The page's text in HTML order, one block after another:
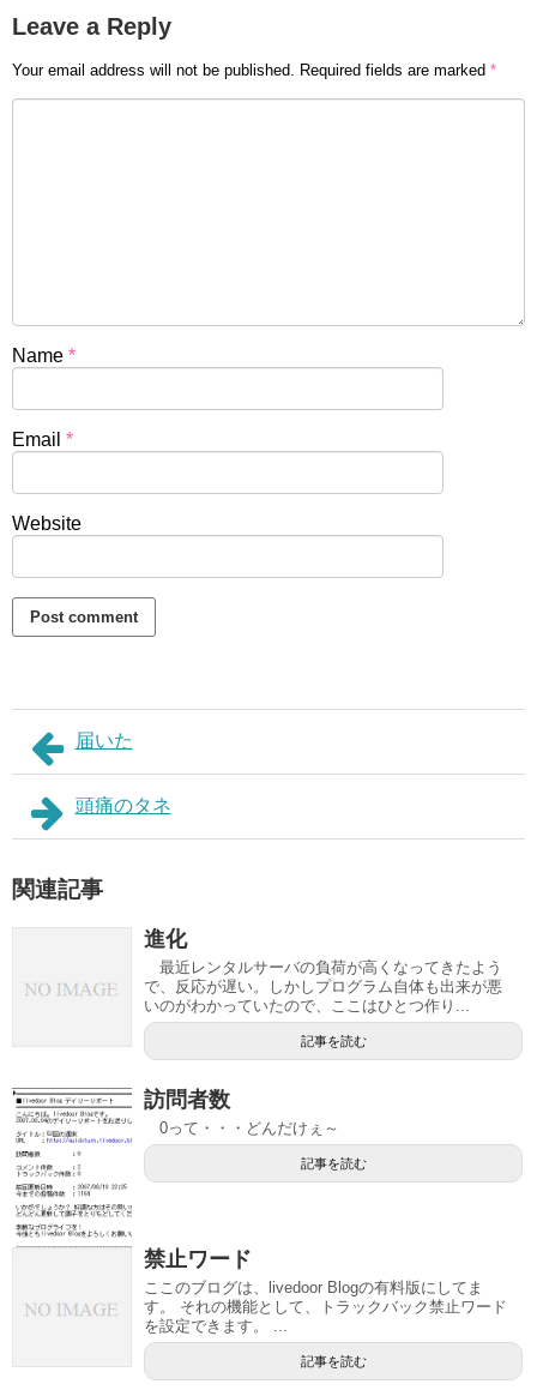
Leave a Reply
Your email address will not be published. Required fields are marked *
Name *
Email *
Website
届いた
頭痛のタネ
関連記事
進化
最近レンタルサーバの負荷が高くなってきたよう
で、反応が遅い。しかしプログラム自体も出来が悪
いのがわかっていたので、ここはひとつ作り...
記事を読む
訪問者数
0って・・・どんだけぇ～
記事を読む
禁止ワード
ここのブログは、livedoor Blogの有料版にしてま
す。 それの機能として、トラックバック禁止ワード
を設定できます。 ...
記事を読む